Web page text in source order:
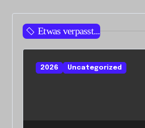
Etwas verpasst...
2026 Uncategorized